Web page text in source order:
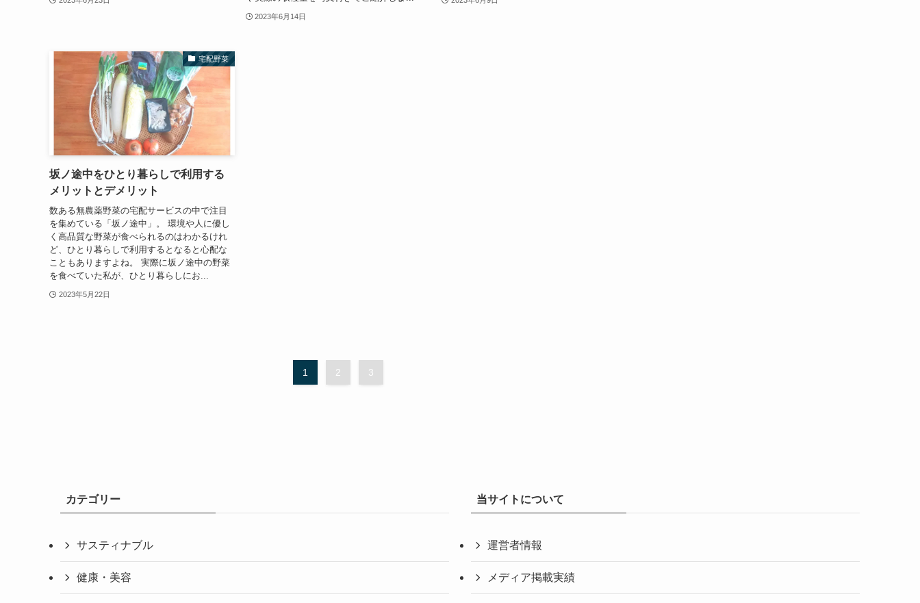
2023年6月14日
宅配野菜
坂ノ途中をひとり暮らしで利用する
メリットとデメリット
数ある無農薬野菜の宅配サービスの中で注目
を集めている「坂ノ途中」。 環境や人に優し
く高品質な野菜が食べられるのはわかるけれ
ど、ひとり暮らしで利用するとなると心配な
こともありますよね。 実際に坂ノ途中の野菜
を食べていた私が、ひとり暮らしにお...
2023年5月22日
1 2 3
カテゴリー
サスティナブル
健康・美容
当サイトについて
運営者情報
メディア掲載実績